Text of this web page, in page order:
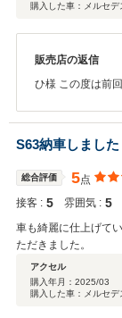
購入した車：メルセデ
販売店の返信
ひ様 この度は前回のご購入に続き、当店にてお乗り換えいただき誠
おります。 引き続きメルセデスをお乗りいただけるということでこ
れまでと変わら
トしてまいりま
お願いいたしま
営業担当 中島
S63納車しました
総合評価 5点
接客 : 5 雰囲気 : 5
車も綺麗に仕上げて
ただきました。
アクセル
購入年月： 2025/03
購入した車：メルセデ